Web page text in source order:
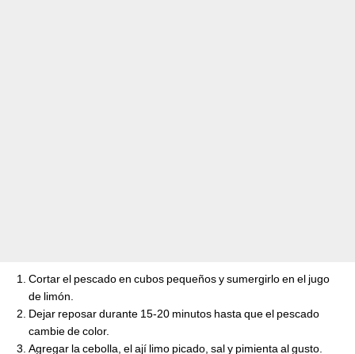
Cortar el pescado en cubos pequeños y sumergirlo en el jugo
de limón.
Dejar reposar durante 15-20 minutos hasta que el pescado
cambie de color.
Agregar la cebolla, el ají limo picado, sal y pimienta al gusto.